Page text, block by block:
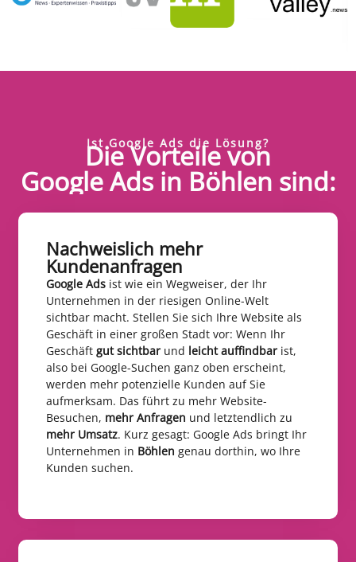
Ist Google Ads die Lösung?
Die Vorteile von
Google Ads in Böhlen sind:
Nachweislich mehr
Kundenanfragen​
Google Ads ist wie ein Wegweiser, der Ihr
Unternehmen in der riesigen Online-Welt
sichtbar macht. Stellen Sie sich Ihre Website als
Geschäft in einer großen Stadt vor: Wenn Ihr
Geschäft gut sichtbar und leicht auffindbar ist,
also bei Google-Suchen ganz oben erscheint,
werden mehr potenzielle Kunden auf Sie
aufmerksam. Das führt zu mehr Website-
Besuchen, mehr Anfragen und letztendlich zu
mehr Umsatz. Kurz gesagt: Google Ads bringt Ihr
Unternehmen in Böhlen genau dorthin, wo Ihre
Kunden suchen.